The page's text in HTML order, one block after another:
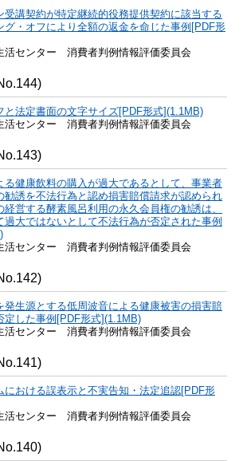
受講契約が特定継続的役務提供契約に該当する
グ・オフにより全額の返金を命じた事例[PDF形
活センター 消費者判例情報評価委員会
と法定書面の文字サイズ[PDF形式](1.1MB)
活センター 消費者判例情報評価委員会
る健康飲料の購入が過大であるとして、事業者
勧誘を不法行為と認め損害賠償請求が認められ
経営する酵素風呂利用の永久会員権の勧誘は、
過大ではないとして不法行為が否定された事例
活センター 消費者判例情報評価委員会
発生源とする低周波音による健康被害の損害賠
定した事例[PDF形式](1.1MB)
活センター 消費者判例情報評価委員会
における誤表示と不実告知・法定追認[PDF形
活センター 消費者判例情報評価委員会